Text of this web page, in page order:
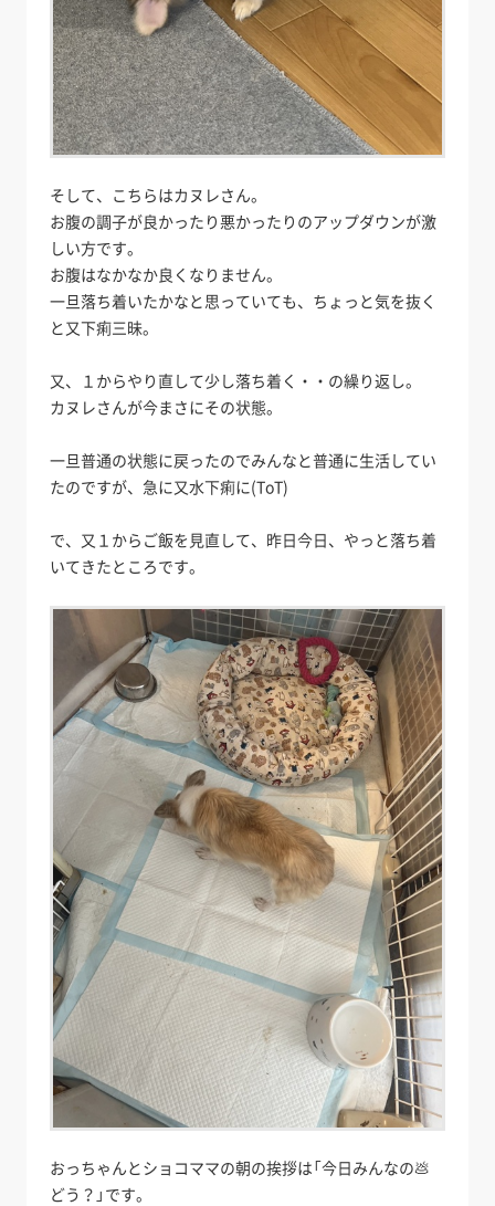
そして、こちらはカヌレさん。
お腹の調子が良かったり悪かったりのアップダウンが激
しい方です。
お腹はなかなか良くなりません。
一旦落ち着いたかなと思っていても、ちょっと気を抜く
と又下痢三昧。
又、１からやり直して少し落ち着く・・の繰り返し。
カヌレさんが今まさにその状態。
一旦普通の状態に戻ったのでみんなと普通に生活してい
たのですが、急に又水下痢に(ToT)
で、又１からご飯を見直して、昨日今日、やっと落ち着
いてきたところです。
おっちゃんとショコママの朝の挨拶は「今日みんなの💩
どう？」です。